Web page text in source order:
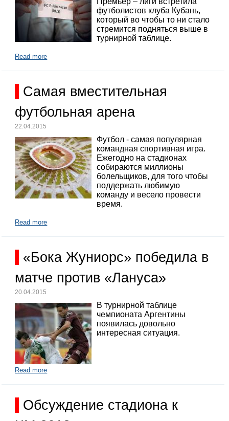
футболистов клуба Кубань,
который во чтобы то ни стало
стремится подняться выше в
турнирной таблице.
Read more
Самая вместительная
футбольная арена
22.04.2015
Футбол - самая популярная
командная спортивная игра.
Ежегодно на стадионах
собираются миллионы
болельщиков, для того чтобы
поддержать любимую
команду и весело провести
время.
Read more
«Бока Жуниорс» победила в
матче против «Лануса»
20.04.2015
В турнирной таблице
чемпионата Аргентины
появилась довольно
интересная ситуация.
Read more
Обсуждение стадиона к